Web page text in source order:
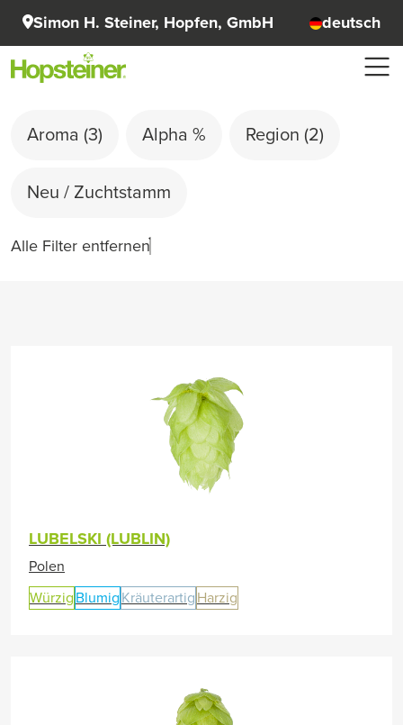
Simon H. Steiner, Hopfen, GmbH deutsch
Aroma (3) Alpha % Region (2)
Neu / Zuchtstamm
Alle Filter entfernen
LUBELSKI (LUBLIN)
Polen
Würzig Blumig Kräuterartig Harzig